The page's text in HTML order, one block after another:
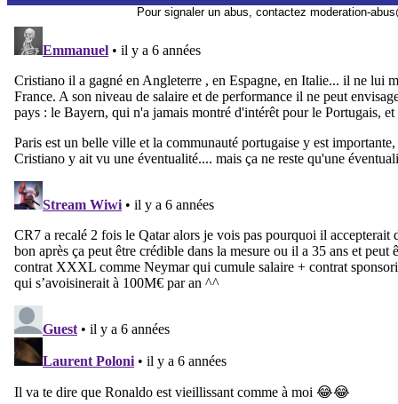
Pour signaler un abus, contactez moderation-